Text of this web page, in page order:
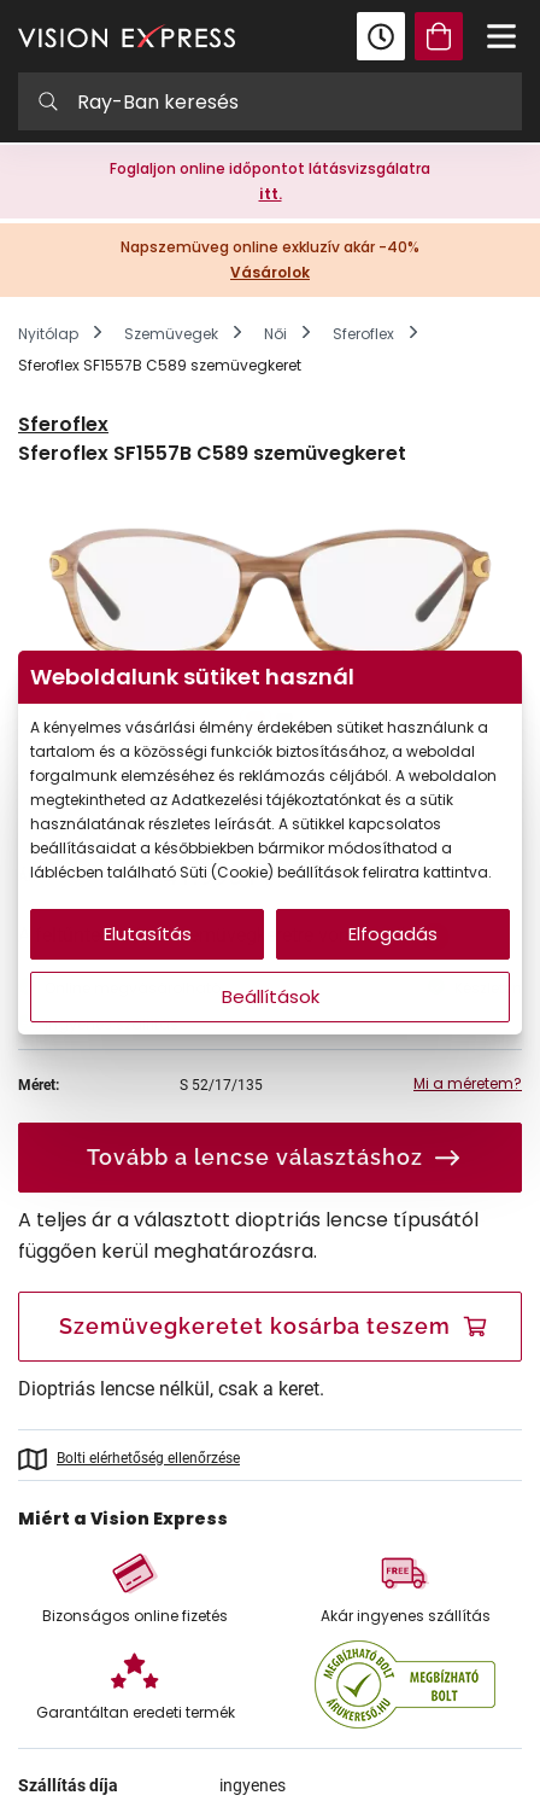
Foglaljon online időpontot látásvizsgálatra
itt.
Napszemüveg online exkluzív akár -40%
Vásárolok
Nyitólap Szemüvegek Női
Sferoflex
Sferoflex SF1557B C589 szemüvegkeret
Sferoflex
Sferoflex SF1557B C589 szemüvegkeret
Ár: 41.990 Ft
A feltűntetett ár a szemüvegkeretre vonatkozik.
Ingyenes szállítás
Méret: S 52/17/135 Mi a méretem?
Tovább a lencse választáshoz
A teljes ár a választott dioptriás lencse típusától
függően kerül meghatározásra.
Szemüvegkeretet kosárba teszem
Dioptriás lencse nélkül, csak a keret.
Bolti elérhetőség ellenőrzése
Miért a Vision Express
Bizonságos online fizetés Akár ingyenes szállítás
Garantáltan eredeti termék
Szállítás díja ingyenes
Weboldalunk sütiket használ
A kényelmes vásárlási élmény érdekében sütiket használunk a
tartalom és a közösségi funkciók biztosításához, a weboldal
forgalmunk elemzéséhez és reklámozás céljából. A weboldalon
megtekintheted az Adatkezelési tájékoztatónkat és a sütik
használatának részletes leírását. A sütikkel kapcsolatos
beállításaidat a későbbiekben bármikor módosíthatod a
láblécben található Süti (Cookie) beállítások feliratra kattintva.
Beállítások
Elutasítás Elfogadás